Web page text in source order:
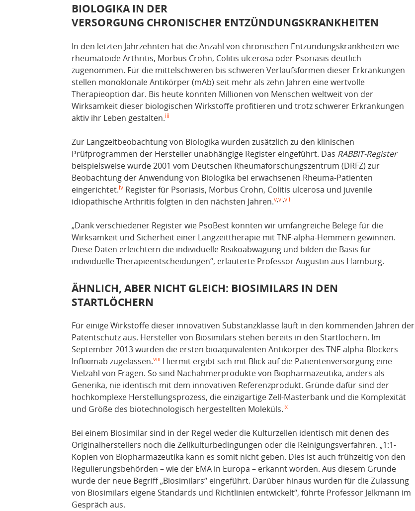
BIOLOGIKA IN DER
VERSORGUNG CHRONISCHER ENTZÜNDUNGSKRANKHEITEN
In den letzten Jahrzehnten hat die Anzahl von chronischen Entzündungskrankheiten wie
rheumatoide Arthritis, Morbus Crohn, Colitis ulcerosa oder Psoriasis deutlich
zugenommen. Für die mittelschweren bis schweren Verlaufsformen dieser Erkrankungen
stellen monoklonale Antikörper (mAb) seit mehr als zehn Jahren eine wertvolle
Therapieoption dar. Bis heute konnten Millionen von Menschen weltweit von der
Wirksamkeit dieser biologischen Wirkstoffe profitieren und trotz schwerer Erkrankungen
aktiv ihr Leben gestalten.iii
Zur Langzeitbeobachtung von Biologika wurden zusätzlich zu den klinischen
Prüfprogrammen der Hersteller unabhängige Register eingeführt. Das RABBIT-Register
beispielsweise wurde 2001 vom Deutschen Rheumaforschungszentrum (DRFZ) zur
Beobachtung der Anwendung von Biologika bei erwachsenen Rheuma-Patienten
eingerichtet.iv Register für Psoriasis, Morbus Crohn, Colitis ulcerosa und juvenile
idiopathische Arthritis folgten in den nächsten Jahren.v,vi,vii
„Dank verschiedener Register wie PsoBest konnten wir umfangreiche Belege für die
Wirksamkeit und Sicherheit einer Langzeittherapie mit TNF-alpha-Hemmern gewinnen.
Diese Daten erleichtern die individuelle Risikoabwägung und bilden die Basis für
individuelle Therapieentscheidungen“, erläuterte Professor Augustin aus Hamburg.
ÄHNLICH, ABER NICHT GLEICH: BIOSIMILARS IN DEN
STARTLÖCHERN
Für einige Wirkstoffe dieser innovativen Substanzklasse läuft in den kommenden Jahren der
Patentschutz aus. Hersteller von Biosimilars stehen bereits in den Startlöchern. Im
September 2013 wurden die ersten bioäquivalenten Antikörper des TNF-alpha-Blockers
Infliximab zugelassen.viii Hiermit ergibt sich mit Blick auf die Patientenversorgung eine
Vielzahl von Fragen. So sind Nachahmerprodukte von Biopharmazeutika, anders als
Generika, nie identisch mit dem innovativen Referenzprodukt. Gründe dafür sind der
hochkomplexe Herstellungsprozess, die einzigartige Zell-Masterbank und die Komplexität
und Größe des biotechnologisch hergestellten Moleküls.ix
Bei einem Biosimilar sind in der Regel weder die Kulturzellen identisch mit denen des
Originalherstellers noch die Zellkulturbedingungen oder die Reinigungsverfahren. „1:1-
Kopien von Biopharmazeutika kann es somit nicht geben. Dies ist auch frühzeitig von den
Regulierungsbehörden – wie der EMA in Europa – erkannt worden. Aus diesem Grunde
wurde der neue Begriff „Biosimilars“ eingeführt. Darüber hinaus wurden für die Zulassung
von Biosimilars eigene Standards und Richtlinien entwickelt“, führte Professor Jelkmann im
Gespräch aus.